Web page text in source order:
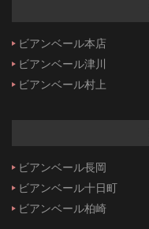
ビアンベール本店
ビアンベール津川
ビアンベール村上
ビアンベール長岡
ビアンベール十日町
ビアンベール柏崎